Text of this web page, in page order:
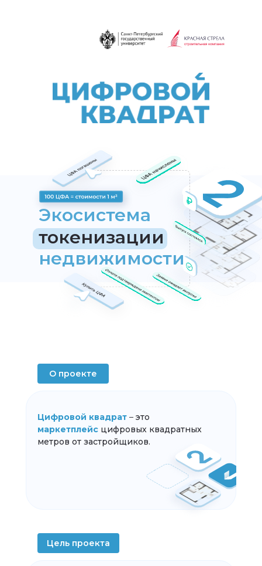
Экосистема
токенизации
недвижимости
Цифровой квадрат – это
маркетплейс цифровых квадратных
метров от застройщиков.
О проекте
Цель проекта